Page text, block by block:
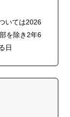
いては2026
を除き2年6
日